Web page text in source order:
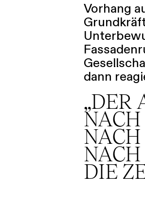
Vorhang
dann
„DER
DIE